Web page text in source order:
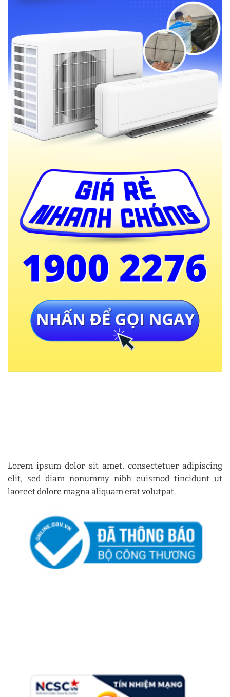
Lorem ipsum dolor sit amet, consectetuer adipiscing
elit, sed diam nonummy nibh euismod tincidunt ut
laoreet dolore magna aliquam erat volutpat.